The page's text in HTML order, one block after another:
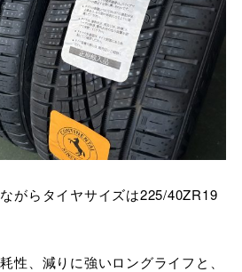
がらタイヤサイズは225/40ZR19
性、減りに強いロングライフと、